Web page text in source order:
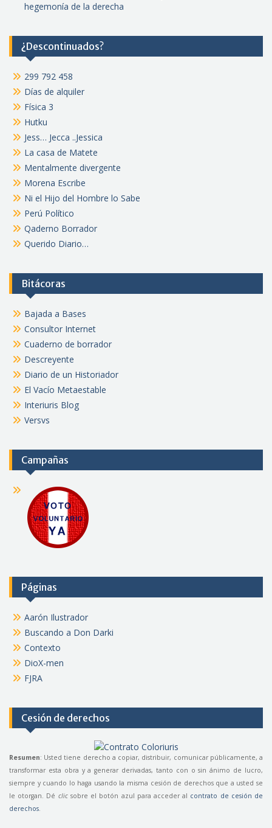
hegemonía de la derecha
¿Descontinuados?
299 792 458
Días de alquiler
Física 3
Hutku
Jess… Jecca ..Jessica
La casa de Matete
Mentalmente divergente
Morena Escribe
Ni el Hijo del Hombre lo Sabe
Perú Político
Qaderno Borrador
Querido Diario…
Bitácoras
Bajada a Bases
Consultor Internet
Cuaderno de borrador
Descreyente
Diario de un Historiador
El Vacío Metaestable
Interiuris Blog
Versvs
Campañas
Páginas
Aarón Ilustrador
Buscando a Don Darki
Contexto
DioX-men
FJRA
Cesión de derechos
Resumen: Usted tiene derecho a copiar, distribuir, comunicar públicamente, a
transformar esta obra y a generar derivadas, tanto con o sin ánimo de lucro,
siempre y cuando lo haga usando la misma cesión de derechos que a usted se
le otorgan. Dé clicsobre el botón azul para acceder al contrato de cesión de
derechos